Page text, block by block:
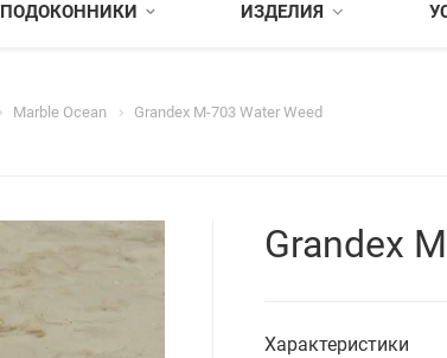
ПОДОКОННИКИ ИЗДЕЛИЯ
Marble Ocean Grandex M-703 Water Weed
Grandex
Характеристики